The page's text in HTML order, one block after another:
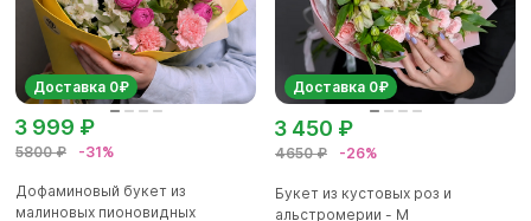
Доставка 0₽
5800 ₽ -31%
3 999 ₽
Дофаминовый букет из
малиновых пионовидных
Доставка 0₽
4650 ₽ -26%
3 450 ₽
Букет из кустовых роз и
альстромерии - М